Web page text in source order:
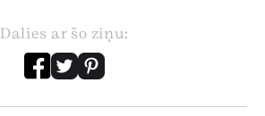
Dalies ar šo ziņu: